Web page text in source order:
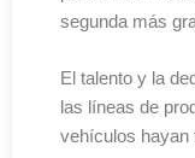
segunda más
El talento y la
las líneas de
vehículos hayan